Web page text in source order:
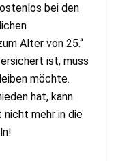
bei den
Alter von 25.“
ist, muss
möchte.
hat, kann
mehr in die